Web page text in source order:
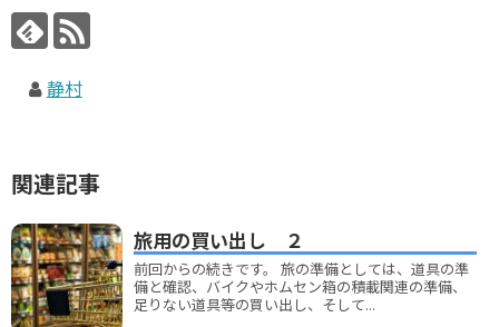
静村
関連記事
旅用の買い出し ２
前回からの続きです。 旅の準備としては、道具の準
備と確認、バイクやホムセン箱の積載関連の準備、
足りない道具等の買い出し、そして...